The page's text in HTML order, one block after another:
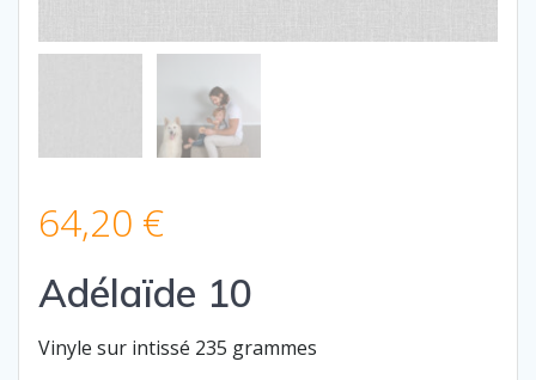
64,20 €
Adélaïde 10
Vinyle sur intissé 235 grammes